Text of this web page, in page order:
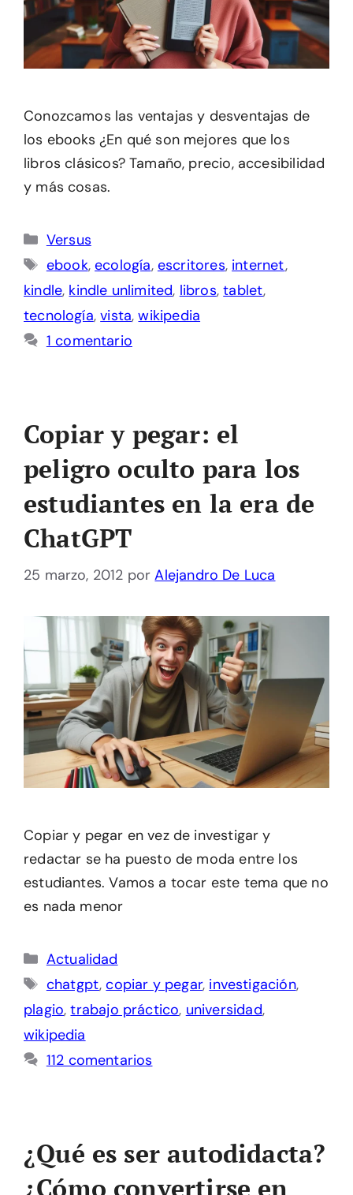
Conozcamos las ventajas y desventajas de
los ebooks ¿En qué son mejores que los
libros clásicos? Tamaño, precio, accesibilidad
y más cosas.
Categorías
Versus
Etiquetas
ebook,ecología, escritores, internet,
kindle, kindle unlimited, libros,tablet,
tecnología,vista,wikipedia
1 comentario
Copiar y pegar: el
peligro oculto para los
estudiantes en la era de
ChatGPT
25 marzo, 2012 porAlejandro De Luca
Copiar y pegar en vez de investigar y
redactar se ha puesto de moda entre los
estudiantes. Vamos a tocar este tema que no
es nada menor
Categorías
Actualidad
Etiquetas
chatgpt,copiar y pegar, investigación,
plagio,trabajo práctico, universidad,
wikipedia
112 comentarios
¿Qué es ser autodidacta?
¿Cómo convertirse en